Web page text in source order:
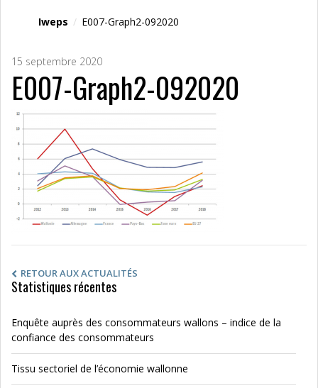
Iweps / E007-Graph2-092020
15 septembre 2020
E007-Graph2-092020
RETOUR AUX ACTUALITÉS
Statistiques récentes
Enquête auprès des consommateurs wallons – indice de la
confiance des consommateurs
Tissu sectoriel de l’économie wallonne